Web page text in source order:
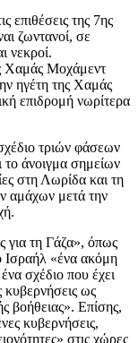
επιθέσεις της 7ης
ζωντανοί, σε
νεκροί.
Χαμάς Μοχάμεντ
ηγέτη της Χαμάς
επιδρομή νωρίτερα
τριών φάσεων
το άνοιγμα σημείων
στη Λωρίδα και τη
αμάχων μετά την
για τη Γάζα», όπως
Ισραήλ «ένα ακόμη
σχέδιο που έχει
κυβερνήσεις ως
βοήθειας». Επίσης,
κυβερνήσεις,
στις χώρες